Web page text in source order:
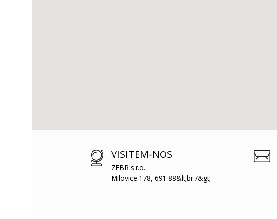
VISITEM-NOS
ZEBR s.r.o.
Milovice 178, 691 88&lt;br /&gt;